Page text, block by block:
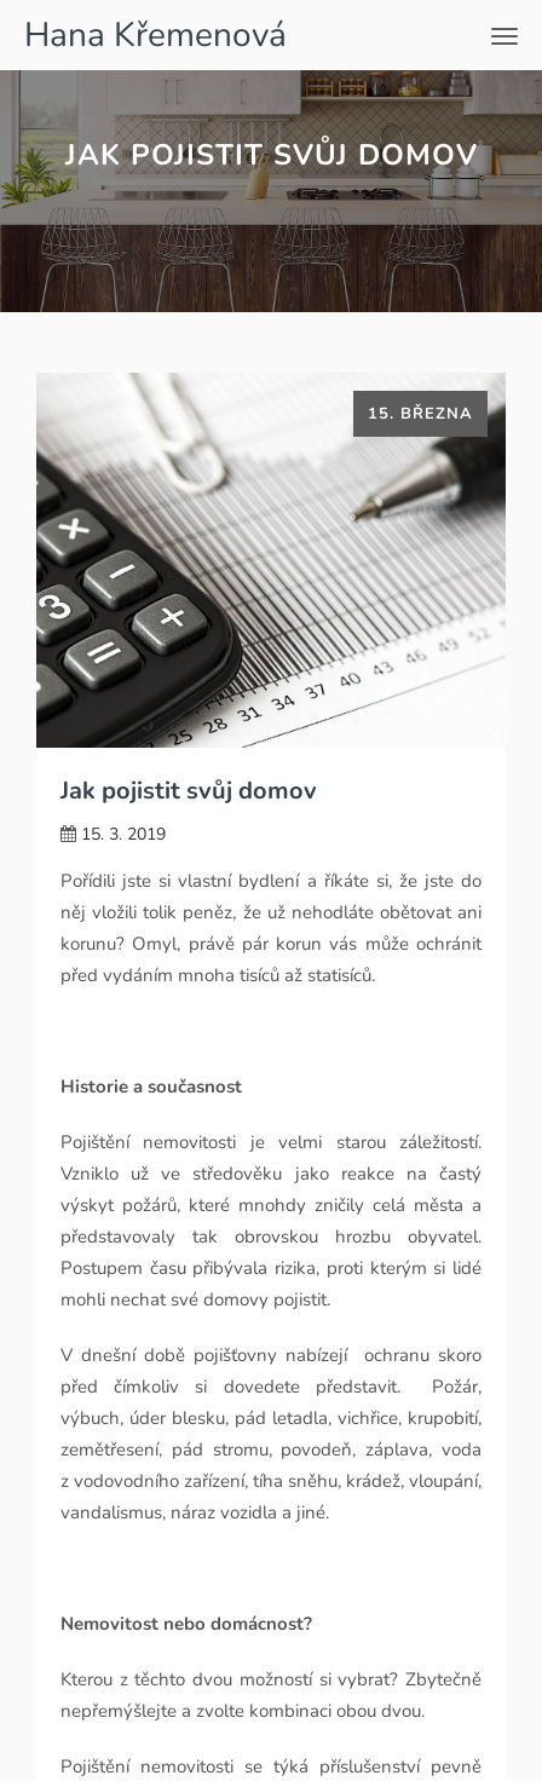
Hana Křemenová
JAK POJISTIT SVŮJ DOMOV
Jak pojistit svůj domov
15. 3. 2019
15. BŘEZNA
Pořídili jste si vlastní bydlení a říkáte si, že jste do
něj vložili tolik peněz, že už nehodláte obětovat ani
korunu? Omyl, právě pár korun vás může ochránit
před vydáním mnoha tisíců až statisíců.
Historie a současnost
Pojištění nemovitosti je velmi starou záležitostí.
Vzniklo už ve středověku jako reakce na častý
výskyt požárů, které mnohdy zničily celá města a
představovaly tak obrovskou hrozbu obyvatel.
Postupem času přibývala rizika, proti kterým si lidé
mohli nechat své domovy pojistit.
V dnešní době pojišťovny nabízejí
ochranu skoro
před čímkoliv si dovedete představit.
Požár,
výbuch, úder blesku, pád letadla, vichřice, krupobití,
zemětřesení, pád stromu, povodeň, záplava, voda
z vodovodního zařízení, tíha sněhu, krádež, vloupání,
vandalismus, náraz vozidla a jiné.
Nemovitost nebo domácnost?
Kterou z těchto dvou možností si vybrat? Zbytečně
nepřemýšlejte a zvolte kombinaci obou dvou.
Pojištění nemovitosti se týká příslušenství pevně